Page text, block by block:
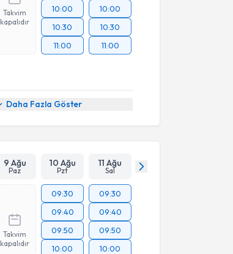
Takvim
kapalıdır
10:00
10:30
11:00
10:00
10:30
11:00
Daha Fazla Göster
9 Ağu
Paz
10 Ağu
Pzt
11 Ağu
Sal
Takvim
kapalıdır
09:30
09:40
09:50
10:00
09:30
09:40
09:50
10:00